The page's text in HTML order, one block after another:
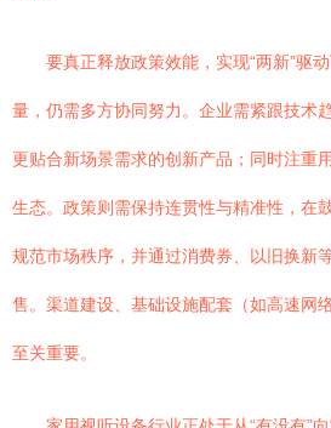
要真正释放政策效能，实现“两新”驱
量，仍需多方协同努力。企业需紧跟技术
更贴合新场景需求的创新产品；同时注重
生态。政策则需保持连贯性与精准性，在
规范市场秩序，并通过消费券、以旧换新
售。渠道建设、基础设施配套（如高速网
至关重要。